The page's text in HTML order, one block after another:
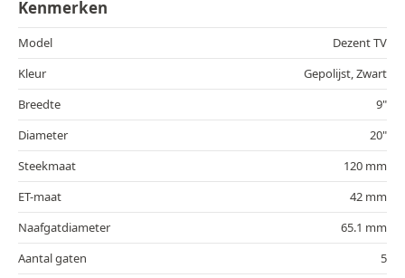
Kenmerken
Model
Dezent TV
Kleur
Gepolijst, Zwart
Breedte
9"
Diameter
20"
Steekmaat
120 mm
ET-maat
42 mm
Naafgatdiameter
65.1 mm
Aantal gaten
5